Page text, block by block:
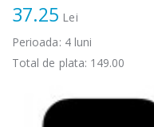
37.25 Lei
Perioada: 4luni
Total de plata: 149.00